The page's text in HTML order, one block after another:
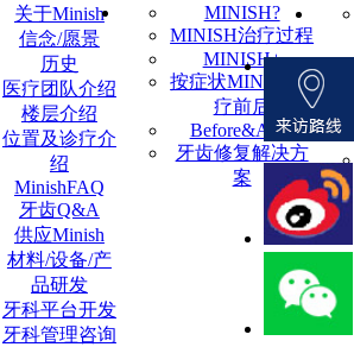
关于Minish
信念/愿景
历史
医疗团队介绍
楼层介绍
位置及诊疗介
绍
MinishFAQ
牙齿Q&A
供应Minish
材料/设备/产
品研发
牙科平台开发
牙科管理咨询
MINISH?
MINISH治疗过程
MINISH+
按症状MINISH治
疗前后
Before&After
牙齿修复解决方
案